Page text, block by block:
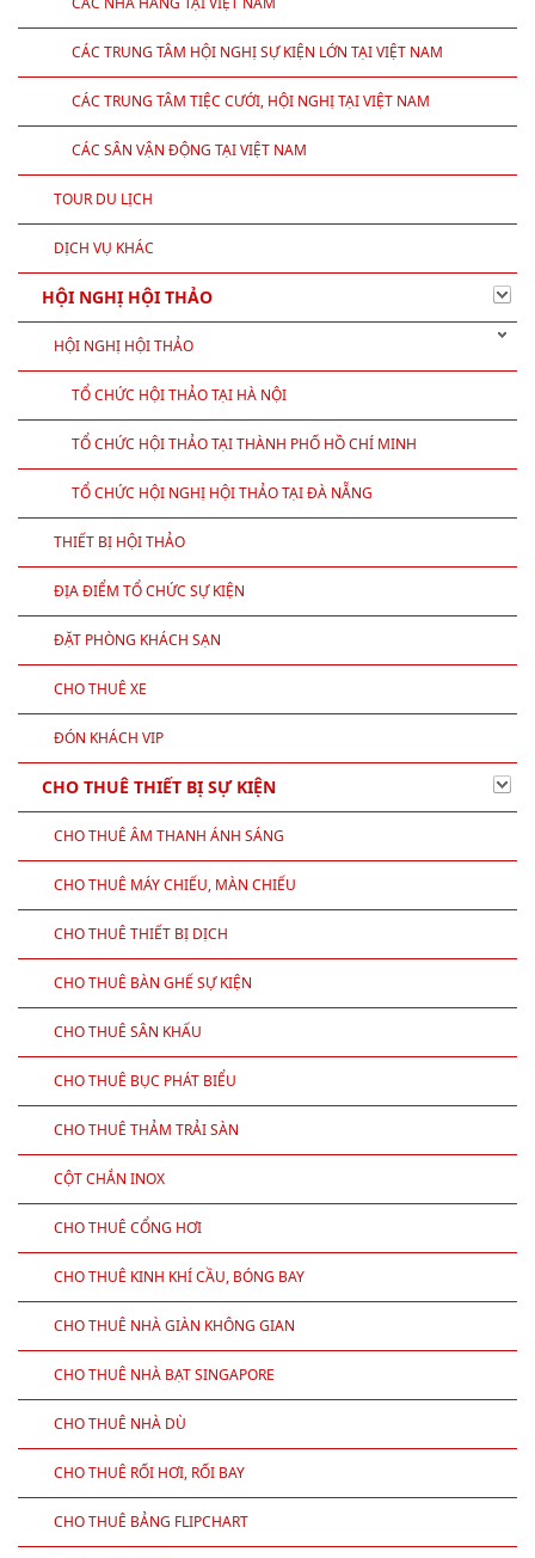
CÁC TRUNG TÂM HỘI NGHỊ SỰ KIỆN LỚN TẠI VIỆT NAM
CÁC TRUNG TÂM TIỆC CƯỚI, HỘI NGHỊ TẠI VIỆT NAM
CÁC SÂN VẬN ĐỘNG TẠI VIỆT NAM
TOUR DU LỊCH
DỊCH VỤ KHÁC
HỘI NGHỊ HỘI THẢO
HỘI NGHỊ HỘI THẢO
TỔ CHỨC HỘI THẢO TẠI HÀ NỘI
TỔ CHỨC HỘI THẢO TẠI THÀNH PHỐ HỒ CHÍ MINH
TỔ CHỨC HỘI NGHỊ HỘI THẢO TẠI ĐÀ NẴNG
THIẾT BỊ HỘI THẢO
ĐỊA ĐIỂM TỔ CHỨC SỰ KIỆN
ĐẶT PHÒNG KHÁCH SẠN
CHO THUÊ XE
ĐÓN KHÁCH VIP
CHO THUÊ THIẾT BỊ SỰ KIỆN
CHO THUÊ ÂM THANH ÁNH SÁNG
CHO THUÊ MÁY CHIẾU, MÀN CHIẾU
CHO THUÊ THIẾT BỊ DỊCH
CHO THUÊ BÀN GHẾ SỰ KIỆN
CHO THUÊ SÂN KHẤU
CHO THUÊ BỤC PHÁT BIỂU
CHO THUÊ THẢM TRẢI SÀN
CỘT CHẮN INOX
CHO THUÊ CỔNG HƠI
CHO THUÊ KINH KHÍ CẦU, BÓNG BAY
CHO THUÊ NHÀ GIÀN KHÔNG GIAN
CHO THUÊ NHÀ BẠT SINGAPORE
CHO THUÊ NHÀ DÙ
CHO THUÊ RỐI HƠI, RỐI BAY
CHO THUÊ BẢNG FLIPCHART